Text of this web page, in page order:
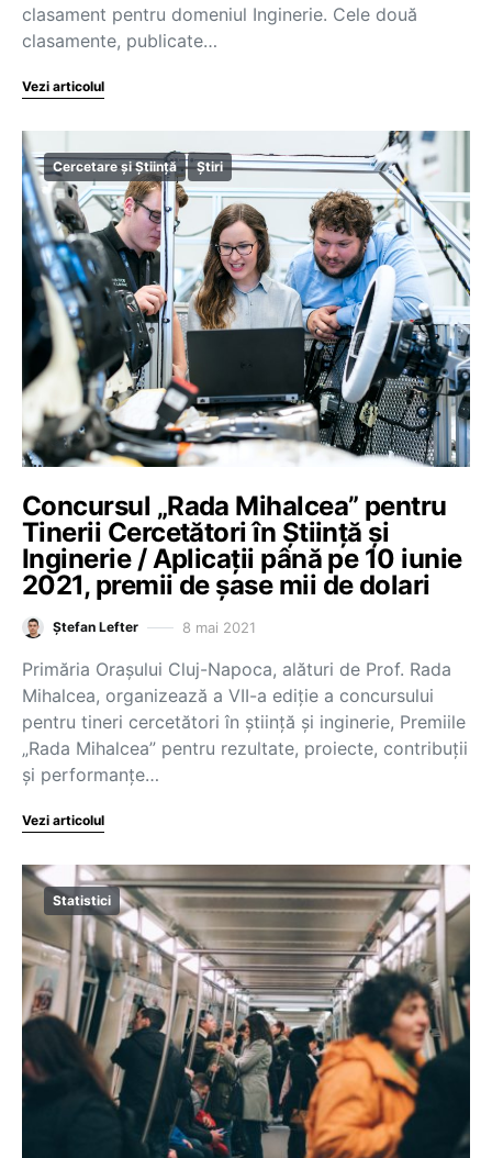
clasament pentru domeniul Inginerie. Cele două
clasamente, publicate…
Vezi articolul
Cercetare și Știință Știri
Concursul „Rada Mihalcea” pentru
Tinerii Cercetători în Știință și
Inginerie / Aplicații până pe 10 iunie
2021, premii de șase mii de dolari
Ștefan Lefter 8 mai 2021
Primăria Orașului Cluj-Napoca, alături de Prof. Rada
Mihalcea, organizează a VII-a ediție a concursului
pentru tineri cercetători în știință și inginerie, Premiile
„Rada Mihalcea” pentru rezultate, proiecte, contribuții
și performanțe…
Vezi articolul
Statistici